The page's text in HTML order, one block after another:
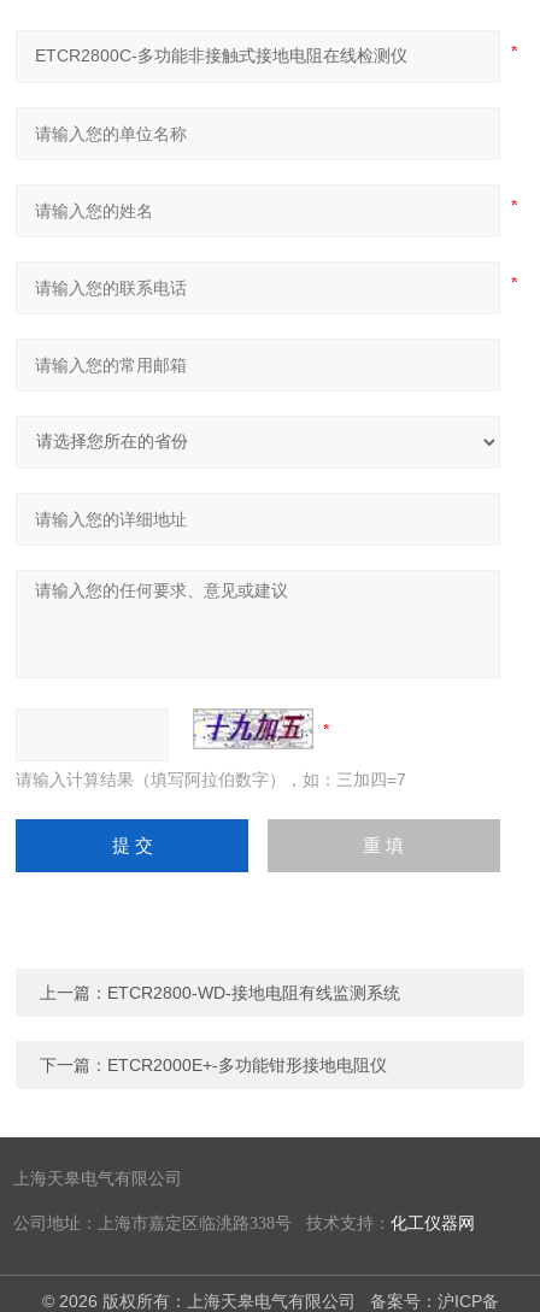
请输入计算结果（填写阿拉伯数字），如：三加四=7
上一篇： ETCR2800-WD-接地电阻有线监测系统
下一篇： ETCR2000E+-多功能钳形接地电阻仪
上海天皋电气有限公司
公司地址：上海市嘉定区临洮路338号 技术支持：化工仪器网
© 2026 版权所有：上海天皋电气有限公司 备案号：沪ICP备